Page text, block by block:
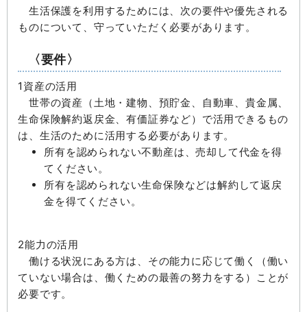
生活保護を利用するためには、次の要件や優先される
ものについて、守っていただく必要があります。
〈要件〉
1資産の活用
世帯の資産（土地・建物、預貯金、自動車、貴金属、
生命保険解約返戻金、有価証券など）で活用できるもの
は、生活のために活用する必要があります。
所有を認められない不動産は、売却して代金を得
てください。
所有を認められない生命保険などは解約して返戻
金を得てください。
2能力の活用
働ける状況にある方は、その能力に応じて働く（働い
ていない場合は、働くための最善の努力をする）ことが
必要です。